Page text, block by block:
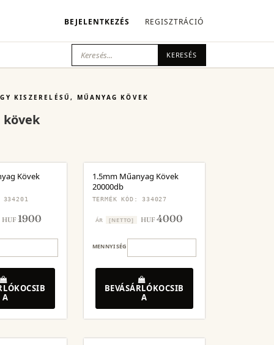
BEJELENTKEZÉS REGISZTRÁCIÓ
KERESÉS
KISZERELÉSŰ, MŰANYAG KÖVEK
kövek
Kövek
334201
HUF1900
A
1.5mm Műanyag Kövek
20000db
TERMÉK KÓD: 334027
ÁR [NETTO] HUF4000
MENNYISÉG
BEVÁSÁRLÓKOCSIB
A